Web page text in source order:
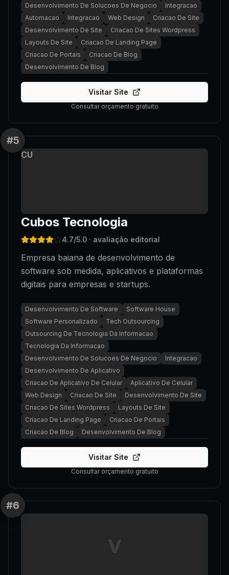
Desenvolvimento De Solucoes De Negocio
Integracao
Automacao
Integracao Web Design
Criacao De Site
Desenvolvimento De Site
Criacao De Sites Wordpress
Layouts De Site
Criacao De Landing Page
Criacao De Portais
Criacao De Blog
Desenvolvimento De Blog
Visitar Site
Consultar orçamento gratuito
#5
CU
Cubos Tecnologia
4.7/5.0 · avaliação editorial
Empresa baiana de desenvolvimento de
software sob medida, aplicativos e plataformas
digitais para empresas e startups.
Desenvolvimento De Software
Software House
Software Personalizado
Tech Outsourcing
Outsourcing De Tecnologia Da Informacao
Tecnologia Da Informacao
Desenvolvimento De Solucoes De Negocio
Integracao
Desenvolvimento De Aplicativo
Criacao De Aplicativo De Celular
Aplicativo De Celular
Web Design
Criacao De Site
Desenvolvimento De Site
Criacao De Sites Wordpress
Layouts De Site
Criacao De Landing Page
Criacao De Portais
Criacao De Blog
Desenvolvimento De Blog
Visitar Site
Consultar orçamento gratuito
#6
V